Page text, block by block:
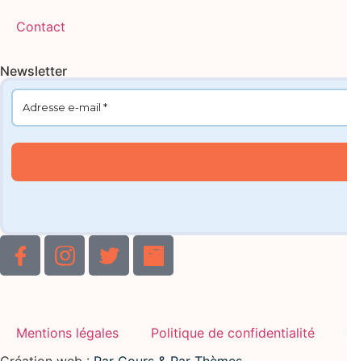
Contact
Newsletter
Mentions légales Politique de confidentialité